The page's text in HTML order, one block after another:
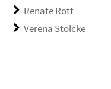
Renate Rott
Verena Stolcke